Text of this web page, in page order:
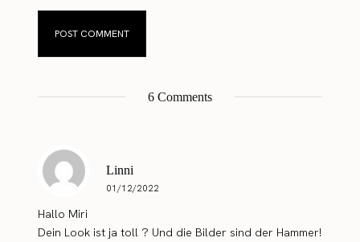
6 Comments
Linni
01/12/2022
Hallo Miri
Dein Look ist ja toll ? Und die Bilder sind der Hammer!